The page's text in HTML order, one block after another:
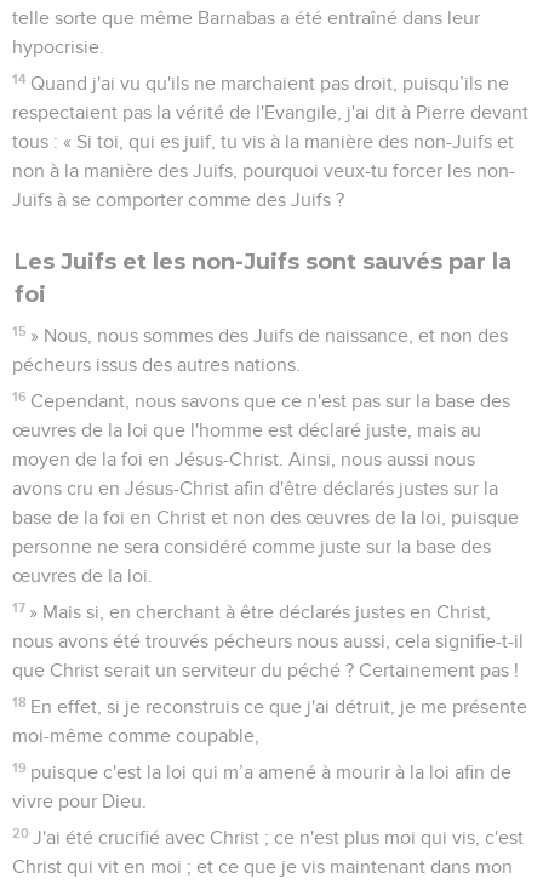
telle sorte que même Barnabas a été entraîné dans leur
hypocrisie.
14 Quand j'ai vu qu'ils ne marchaient pas droit, puisqu’ils ne
respectaient pas la vérité de l'Evangile, j'ai dit à Pierre devant
tous : « Si toi, qui es juif, tu vis à la manière des non-Juifs et
non à la manière des Juifs, pourquoi veux-tu forcer les non-
Juifs à se comporter comme des Juifs ?
Les Juifs et les non-Juifs sont sauvés par la
foi
15 » Nous, nous sommes des Juifs de naissance, et non des
pécheurs issus des autres nations.
16 Cependant, nous savons que ce n'est pas sur la base des
œuvres de la loi que l'homme est déclaré juste, mais au
moyen de la foi en Jésus-Christ. Ainsi, nous aussi nous
avons cru en Jésus-Christ afin d'être déclarés justes sur la
base de la foi en Christ et non des œuvres de la loi, puisque
personne ne sera considéré comme juste sur la base des
œuvres de la loi.
17 » Mais si, en cherchant à être déclarés justes en Christ,
nous avons été trouvés pécheurs nous aussi, cela signifie-t-il
que Christ serait un serviteur du péché ? Certainement pas !
18 En effet, si je reconstruis ce que j'ai détruit, je me présente
moi-même comme coupable,
19 puisque c'est la loi qui m’a amené à mourir à la loi afin de
vivre pour Dieu.
20 J'ai été crucifié avec Christ ; ce n'est plus moi qui vis, c'est
Christ qui vit en moi ; et ce que je vis maintenant dans mon